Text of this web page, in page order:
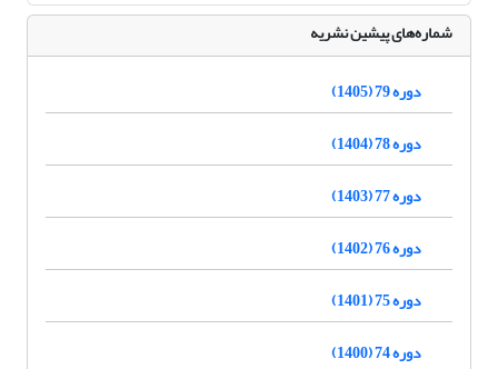
شماره‌های پیشین نشریه
دوره 79 (1405)
دوره 78 (1404)
دوره 77 (1403)
دوره 76 (1402)
دوره 75 (1401)
دوره 74 (1400)